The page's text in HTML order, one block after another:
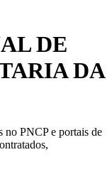
DE
DA
no PNCP e portais de